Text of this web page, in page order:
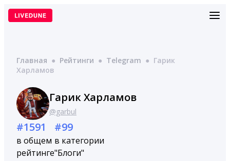
Перейти
Главная ● Рейтинги ● Telegram ● Гарик
Харламов
Гарик Харламов
@garbul
#1591
в общем
рейтинге
#99
в категории
"Блоги"